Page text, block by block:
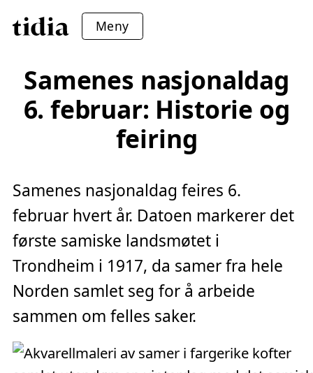
Meny
Samenes nasjonaldag
6. februar: Historie og
feiring
Samenes nasjonaldag feires 6.
februar hvert år. Datoen markerer det
første samiske landsmøtet i
Trondheim i 1917, da samer fra hele
Norden samlet seg for å arbeide
sammen om felles saker.